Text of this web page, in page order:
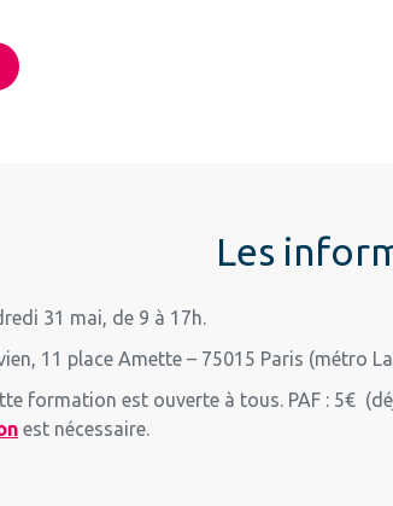
Les
31 mai, de 9 à 17h.
11 place Amette – 75015 Paris (métro
formation est ouverte à tous. PAF : 5€
est nécessaire.